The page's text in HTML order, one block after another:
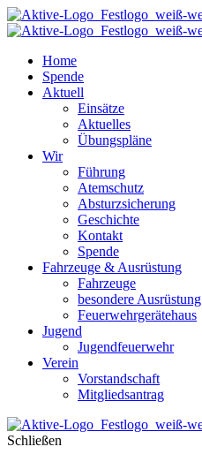
Home
Spende
Aktuell
Einsätze
Aktuelles
Übungspläne
Wir
Führung
Atemschutz
Absturzsicherung
Geschichte
Kontakt
Spende
Fahrzeuge & Ausrüstung
Fahrzeuge
besondere Ausrüstung
Feuerwehrgerätehaus
Jugend
Jugendfeuerwehr
Verein
Vorstandschaft
Mitgliedsantrag
Schließen